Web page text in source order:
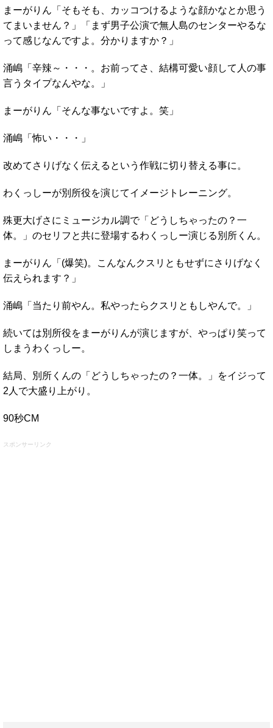
まーがりん「そもそも、カッコつけるような顔かなとか思う
てまいません？」「まず男子公演で無人島のセンターやるな
って感じなんですよ。分かりますか？」
涌嶋「辛辣～・・・。お前ってさ、結構可愛い顔して人の事
言うタイプなんやな。」
まーがりん「そんな事ないですよ。笑」
涌嶋「怖い・・・」
改めてさりげなく伝えるという作戦に切り替える事に。
わくっしーが別所役を演じてイメージトレーニング。
殊更大げさにミュージカル調で「どうしちゃったの？一
体。」のセリフと共に登場するわくっしー演じる別所くん。
まーがりん「(爆笑)。こんなんクスリともせずにさりげなく
伝えられます？」
涌嶋「当たり前やん。私やったらクスリともしやんで。」
続いては別所役をまーがりんが演じますが、やっぱり笑って
しまうわくっしー。
結局、別所くんの「どうしちゃったの？一体。」をイジって
2人で大盛り上がり。
90秒CM
スポンサーリンク